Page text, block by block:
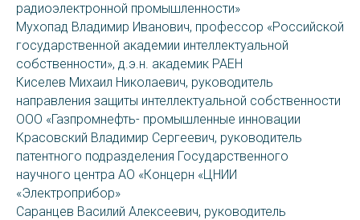
радиоэлектронной промышленности»
Мухопад Владимир Иванович, профессор «Российской
государственной академии интеллектуальной
собственности», д.э.н. академик РАЕН
Киселев Михаил Николаевич, руководитель
направления защиты интеллектуальной собственности
ООО «Газпромнефть- промышленные инновации
Красовский Владимир Сергеевич, руководитель
патентного подразделения Государственного
научного центра АО «Концерн «ЦНИИ
«Электроприбор»
Саранцев Василий Алексеевич, руководитель